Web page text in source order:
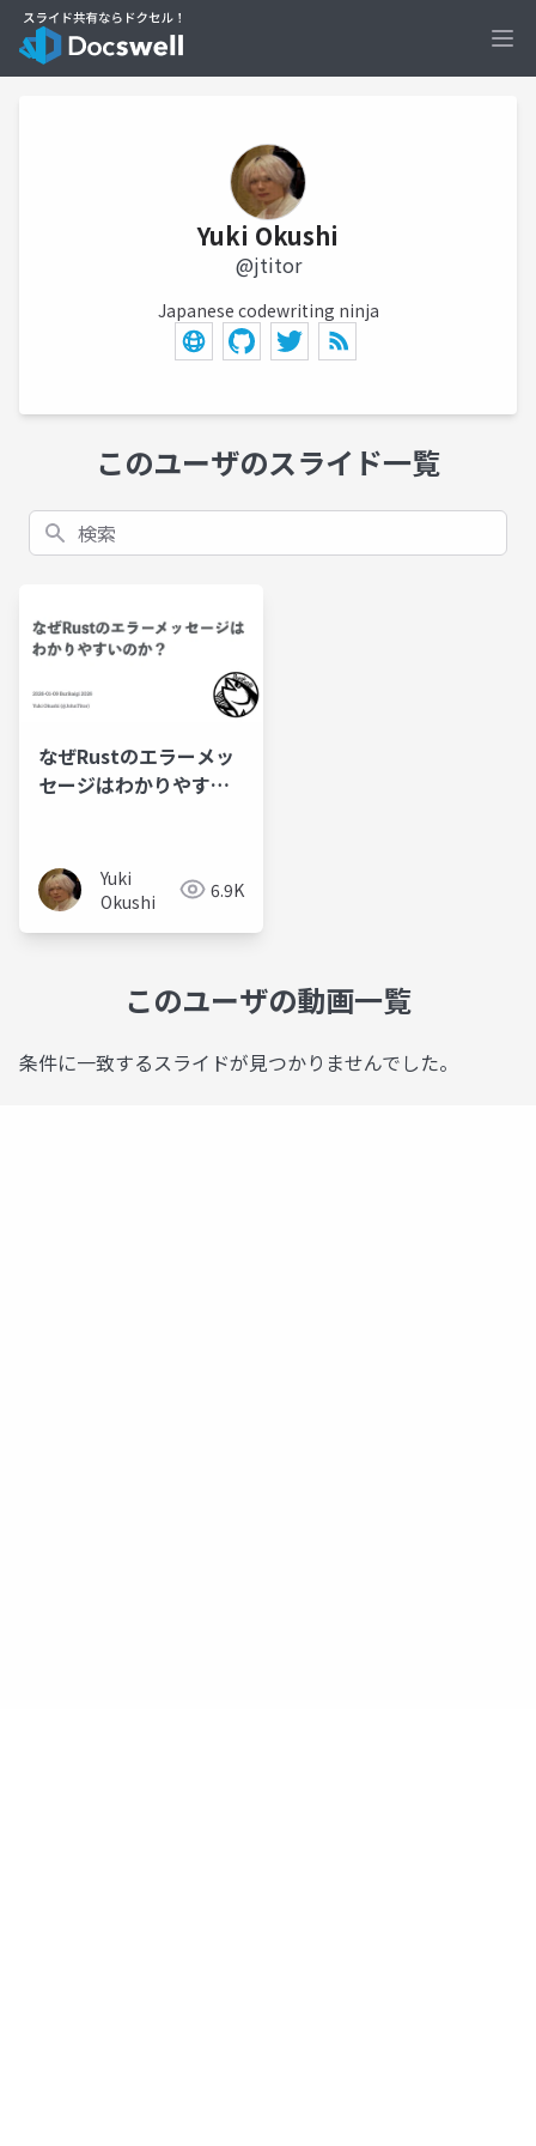
Yuki Okushi
@jtitor
Japanese codewriting ninja
このユーザのスライド一覧
検索
なぜRustのエラーメッ
セージはわかりやすい
Yuki
Okushi
6.9K
このユーザの動画一覧
条件に一致するスライドが見つかりませんでした。